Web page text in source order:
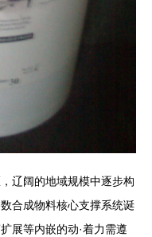
辽阔的地域规模中逐步构
合成物料核心支撑系统诞
展等内嵌的动·着力需遵